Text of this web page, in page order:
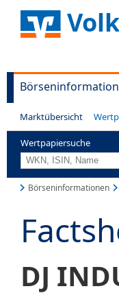
Marktübersicht
Wertpapiersuche
Börseninformationen
DJ